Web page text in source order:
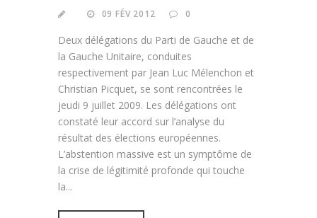
09 FÉV 2012 0
Deux délégations du Parti de Gauche et de
la Gauche Unitaire, conduites
respectivement par Jean Luc Mélenchon et
Christian Picquet, se sont rencontrées le
jeudi 9 juillet 2009. Les délégations ont
constaté leur accord sur l’analyse du
résultat des élections européennes.
L’abstention massive est un symptôme de
la crise de légitimité profonde qui touche
la...